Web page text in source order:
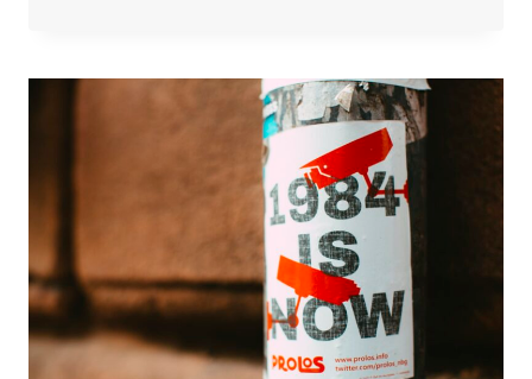
‘PANDEMITRAKTAT’?
IKKE,
EKSPERTER